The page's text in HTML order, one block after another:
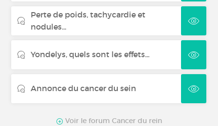
Perte de poids, tachycardie et
nodules...
Yondelys, quels sont les effets...
Annonce du cancer du sein
Voir le forum Cancer du rein